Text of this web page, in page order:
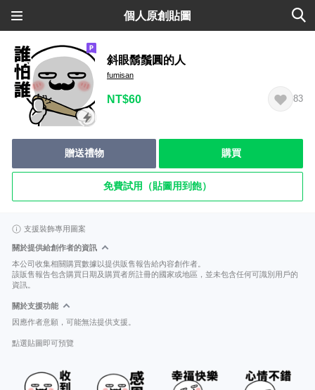
個人原創貼圖
斜眼鬍鬚圓的人
fumisan
NT$60 83
贈送禮物 購買
免費試用（貼圖用到飽）
支援裝飾專用圖案
關於提供給創作者的資訊
本公司收集相關購買數據以提供販售報告給內容創作者。
該販售報告包含購買日期及購買者所註冊的國家或地區，並未包含任何可識別用戶的
資訊。
關於支援功能
因應作者意願，可能無法提供支援。
點選貼圖即可預覽